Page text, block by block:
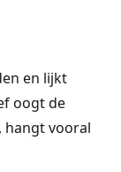
en lijkt
oogt de
hangt vooral